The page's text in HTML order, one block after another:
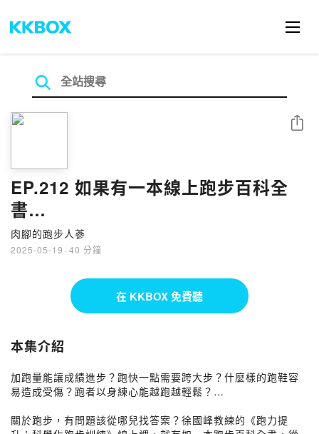
EP.212 如果有一本線上跑步百科全
書…
肉腳的跑步人蔘
2025-05-19 · 40 分鐘
分享
在 KKBOX 免費聽
本集介紹
加跑量能讓成績進步？跑快一點需要跨大步？什麼樣的跑鞋容
易造成受傷？跑者以身練心能越跑越輕鬆？…
關於跑步，有問題該從哪兒找答案？徐國峰教練的《跑力提